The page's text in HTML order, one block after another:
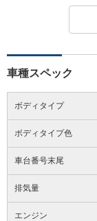
車種スペック
ボディタイプ
ボディタイプ色
車台番号末尾
排気量
エンジン